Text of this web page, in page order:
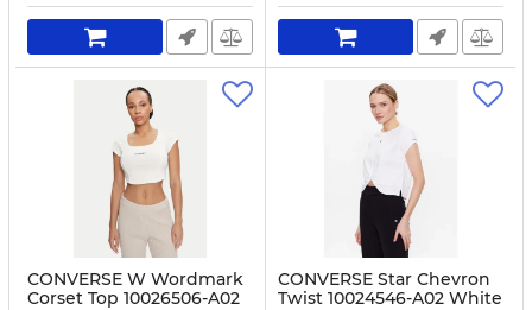
CONVERSE W Wordmark
Corset Top 10026506-A02
CONVERSE Star Chevron
Twist 10024546-A02 White